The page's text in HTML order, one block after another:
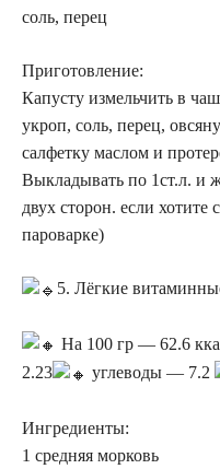
соль, перец
Приготовление:
Капусту измельчить в
укроп, соль, перец,
салфетку маслом и
Выкладывать по 1ст.л. и
двух сторон. если хотите
пароварке)
5. Лёгкие
На 100 гр — 62.6
2.23
углеводы — 7.2
Ингредиенты:
1 средняя морковь